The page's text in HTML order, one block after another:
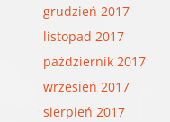
grudzień 2017
listopad 2017
październik 2017
wrzesień 2017
sierpień 2017